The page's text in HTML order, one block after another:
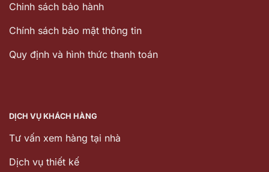
Chinh sách bảo hành
Chính sách bảo mật thông tin
Quy định và hình thức thanh toán
DỊCH VỤ KHÁCH HÀNG
Tư vấn xem hàng tại nhà
Dịch vụ thiết kế